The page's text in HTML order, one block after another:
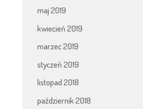
maj 2019
kwiecień 2019
marzec 2019
styczeń 2019
listopad 2018
październik 2018